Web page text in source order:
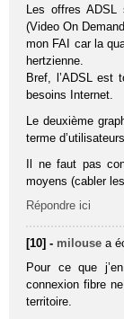
Les offres
(Video On
mon FAI car la
hertzienne.
Bref, l’ADSL est
besoins Internet.
Le deuxième
terme
Il ne faut pas
moyens (cabler
Répondre ici
[10] - milouse a
Pour ce que
connexion fibre
territoire.